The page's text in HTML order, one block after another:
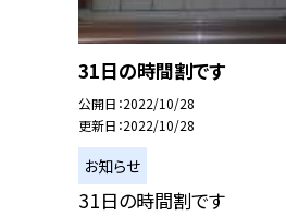
31日の時間割です
公開日 2022/10/28
更新日 2022/10/28
お知らせ
31日の時間割です